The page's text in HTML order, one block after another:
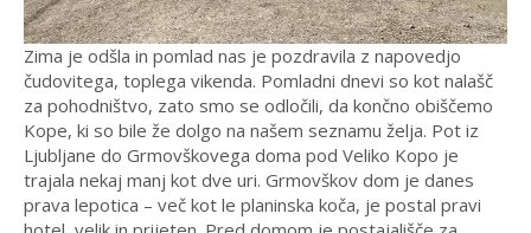
Zima je odšla in pomlad nas je pozdravila z napovedjo
čudovitega, toplega vikenda. Pomladni dnevi so kot nalašč
za pohodništvo, zato smo se odločili, da končno obiščemo
Kope, ki so bile že dolgo na našem seznamu želja. Pot iz
Ljubljane do Grmovškovega doma pod Veliko Kopo je
trajala nekaj manj kot dve uri. Grmovškov dom je danes
prava lepotica – več kot le planinska koča, je postal pravi